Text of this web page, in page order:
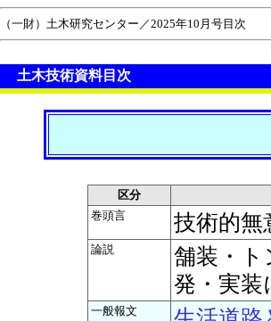
（一財）土木研究センター／2025年10月号目次
土木技術資料目次
区分
巻頭言
技術的無
論説
舗装・
発・実装
一般報文